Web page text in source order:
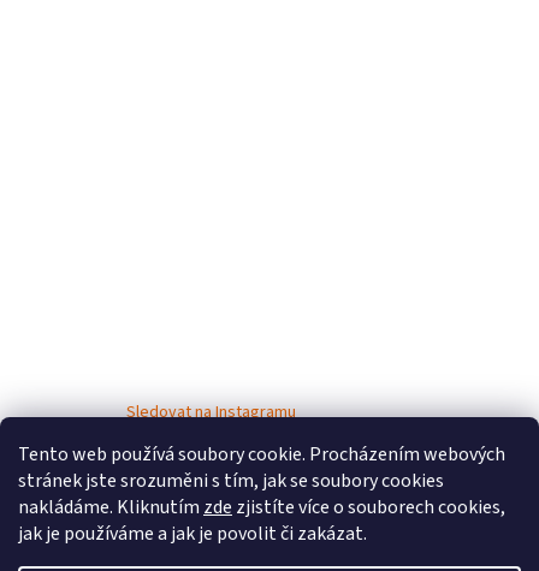
Tento web používá soubory cookie. Procházením webových
stránek jste srozuměni s tím, jak se soubory cookies
nakládáme. Kliknutím zde zjistíte více o souborech cookies,
jak je používáme a jak je povolit či zakázat.
Sledovat na Instagramu